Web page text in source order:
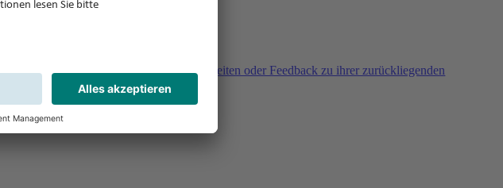
Sie haben Fragen, Unklarheiten oder Feedback zu ihrer zurückliegenden
Buchung?